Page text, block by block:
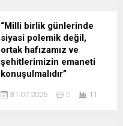
“Milli birlik günlerinde
siyasi polemik değil,
ortak hafızamız ve
şehitlerimizin emaneti
konuşulmalıdır”
ORHANGAZİ İLÇE BAŞKAN
31.07.2026 0 11